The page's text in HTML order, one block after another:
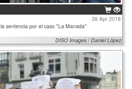
26 Apr 2018
sentencia por el caso "La Manada"
DISO Images / Daniel López